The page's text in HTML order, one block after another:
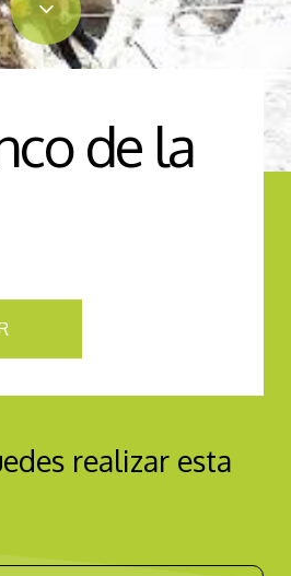
de la
realizar esta